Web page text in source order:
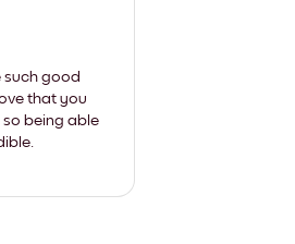
such good
that you
being able